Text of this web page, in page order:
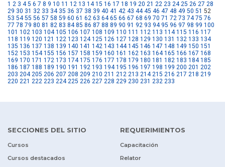
1 2 3 4 5 6 7 8 9 10 11 12 13 14 15 16 17 18 19 20 21 22 23 24 25 26 27 28
29 30 31 32 33 34 35 36 37 38 39 40 41 42 43 44 45 46 47 48 49 50 51 52
53 54 55 56 57 58 59 60 61 62 63 64 65 66 67 68 69 70 71 72 73 74 75 76
77 78 79 80 81 82 83 84 85 86 87 88 89 90 91 92 93 94 95 96 97 98 99 100
101 102 103 104 105 106 107 108 109 110 111 112 113 114 115 116 117
118 119 120 121 122 123 124 125 126 127 128 129 130 131 132 133 134
135 136 137 138 139 140 141 142 143 144 145 146 147 148 149 150 151
152 153 154 155 156 157 158 159 160 161 162 163 164 165 166 167 168
169 170 171 172 173 174 175 176 177 178 179 180 181 182 183 184 185
186 187 188 189 190 191 192 193 194 195 196 197 198 199 200 201 202
203 204 205 206 207 208 209 210 211 212 213 214 215 216 217 218 219
220 221 222 223 224 225 226 227 228 229 230 231 232 233
SECCIONES DEL SITIO
Cursos
Cursos destacados
REQUERIMIENTOS
Capacitación
Relator